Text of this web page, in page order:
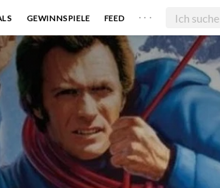
GEWINNSPIELE FEED . . .